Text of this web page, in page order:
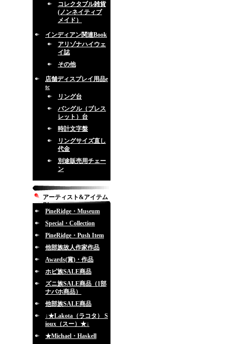
コレクタブル雑貨
(ノンネイティブ
メイド）
インディアン関連Book
アリゾナハイウェ
イ誌
その他
店舗ディスプレイ用品e
tc
リング台
バングル（ブレス
レット）台
時計文字盤
リングサイズ直し
代金
別途販売用チェー
ン
アーティスト&アイテム
別
PineRidge・Museum
Special・Collection
PineRidge・Push Item
他部族故人作家作品
Awards(賞)・作品
ホピ族SALE商品
ズニ族SALE商品（1部
ナバホ商品）
他部族SALE商品
↓★Lakota（ラコタ） S
ioux（スー）★↓
★Michael・Haskell